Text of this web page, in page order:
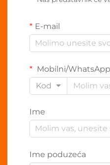
E-mail
Mobilni/WhatsApp
Kod
Ime
Ime poduzeća